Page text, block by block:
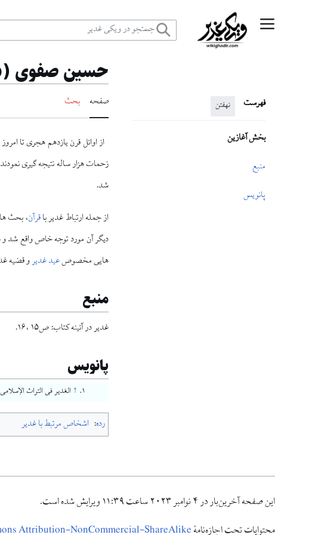
منوی اصلی
فهرست نهفتن
بخش آغازین
منبع
پانویس
حسين صفوى
صفحه بحث
از اوائل قرن يازدهم هجرى تا
زحمات هزار ساله نتيجه ‏گيرى
شد.
از جمله ارتباط غدير باقرآن، بحث
ديگر آن مورد توجه خاص واقع شد
هايى مخصوصعید غدیرو قضيه
منبع
غدير در آئينه كتاب: ص۱۵ ،۱۶.
پانویس
↑ الغدير فى التراث
رده: اشخاص مرتبط با غدیر
این صفحه آخرین‌بار در ‏۴ نوامبر ۲۰۲۳ ساعت ‏۱۱:۳۹ ویرایش شده است.